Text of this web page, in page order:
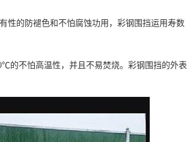
性的防褪色和不怕腐蚀功用，彩钢围挡运用寿数
的不怕高温性，并且不易焚烧。彩钢围挡的外表